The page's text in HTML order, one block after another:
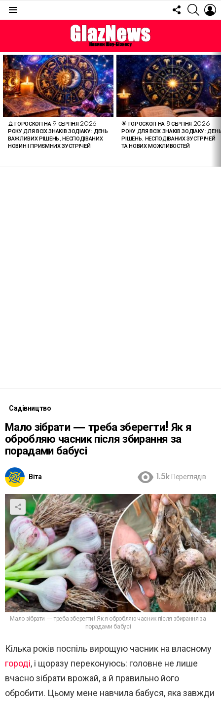
FOLLOW
US
ОСТАННІ
СТАТТІ
🔮 ГОРОСКОП НА 9 СЕРПНЯ 2026
РОКУ ДЛЯ ВСІХ ЗНАКІВ ЗОДІАКУ: ДЕНЬ
ВАЖЛИВИХ РІШЕНЬ, НЕСПОДІВАНИХ
НОВИН І ПРИЄМНИХ ЗУСТРІЧЕЙ
🌟 ГОРОСКОП НА 8 СЕРПНЯ 2026
РОКУ ДЛЯ ВСІХ ЗНАКІВ ЗОДІАКУ:
РІШЕНЬ, НЕСПОДІВАНИХ ЗУСТРІЧЕЙ
ТА НОВИХ МОЖЛИВОСТЕЙ
Садівництво
Мало зібрати — треба зберегти! Як я
обробляю часник після збирання за
порадами бабусі
Віта 1.5k Переглядів
Мало зібрати — треба зберегти! Як я обробляю часник після збирання за
порадами бабусі
Кілька років поспіль вирощую часник на власному
городі, і щоразу переконуюсь: головне не лише
вчасно зібрати врожай, а й правильно його
обробити. Цьому мене навчила бабуся, яка завжди